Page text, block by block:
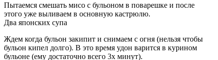
Пытаемся смешать мисо с бульоном в поварешке и после
этого уже выливаем в основную кастрюлю.
Два японских супа
Ждем когда бульон закипит и снимаем с огня (нельзя чтобы
бульон кипел долго). В это время удон варится в курином
бульоне (ему достаточно всего 3х минут).